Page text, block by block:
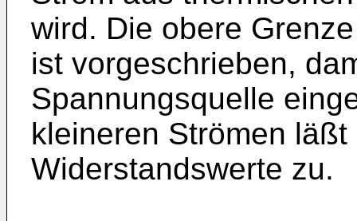
wird. Die obere
ist vorgeschrieben,
Spannungsquelle
kleineren Strömen
Widerstandswerte zu.